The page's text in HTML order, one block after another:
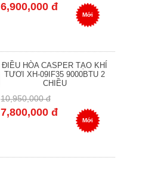
6,900,000 đ
Mới
ĐIỀU HÒA CASPER TẠO KHÍ
TƯƠI XH-09IF35 9000BTU 2
CHIỀU
10,950,000 đ
7,800,000 đ
Mới